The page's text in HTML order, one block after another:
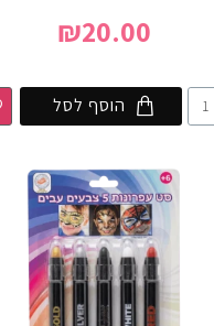
₪20.00
הוסף לסל